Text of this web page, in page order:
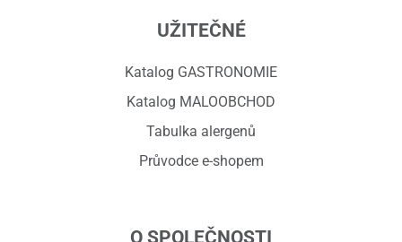
UŽITEČNÉ
Katalog GASTRONOMIE
Katalog MALOOBCHOD
Tabulka alergenů
Průvodce e-shopem